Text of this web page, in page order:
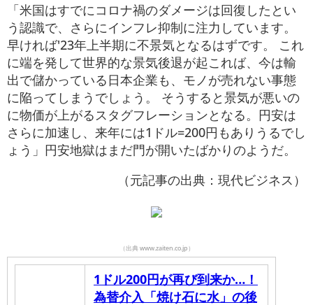
「米国はすでにコロナ禍のダメージは回復したとい
う認識で、さらにインフレ抑制に注力しています。
早ければ'23年上半期に不景気となるはずです。 これ
に端を発して世界的な景気後退が起これば、今は輸
出で儲かっている日本企業も、モノが売れない事態
に陥ってしまうでしょう。 そうすると景気が悪いの
に物価が上がるスタグフレーションとなる。円安は
さらに加速し、来年には1ドル=200円もありうるでし
ょう」円安地獄はまだ門が開いたばかりのようだ。
（元記事の出典：現代ビジネス）
（出典 www.zaiten.co.jp）
1ドル200円が再び到来か…！
為替介入「焼け石に水」の後